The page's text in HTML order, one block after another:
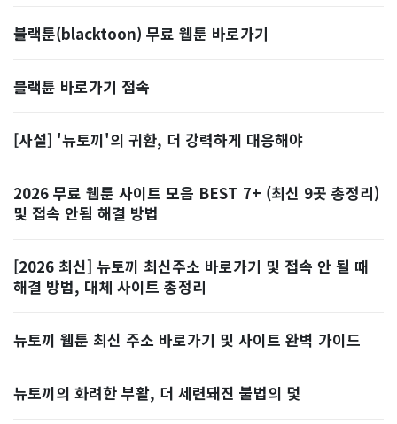
블랙툰(blacktoon) 무료 웹툰 바로가기
블랙튠 바로가기 접속
[사설] '뉴토끼'의 귀환, 더 강력하게 대응해야
2026 무료 웹툰 사이트 모음 BEST 7+ (최신 9곳 총정리)
및 접속 안됨 해결 방법
[2026 최신] 뉴토끼 최신주소 바로가기 및 접속 안 될 때
해결 방법, 대체 사이트 총정리
뉴토끼 웹툰 최신 주소 바로가기 및 사이트 완벽 가이드
뉴토끼의 화려한 부활, 더 세련돼진 불법의 덫